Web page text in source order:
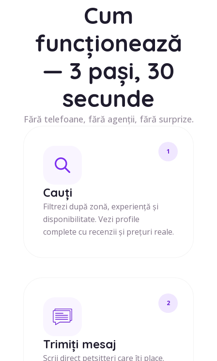
Cum
funcționează
— 3 pași, 30
secunde
Fără telefoane, fără agenții, fără surprize.
1
Cauți
Filtrezi după zonă, experiență și
disponibilitate. Vezi profile
complete cu recenzii și prețuri reale.
2
Trimiți mesaj
Scrii direct petsitteri care îți place.